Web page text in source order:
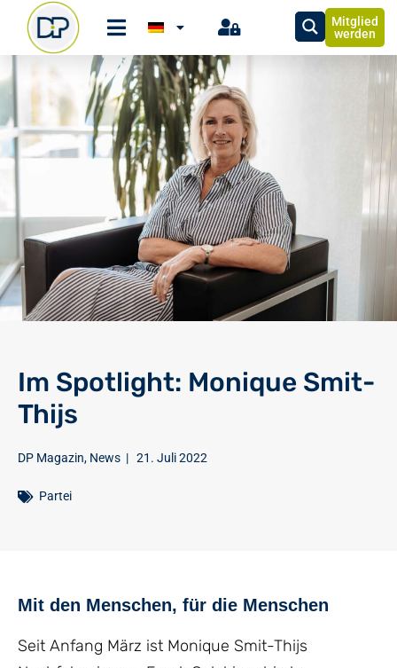
Mitglied
werden
Im Spotlight: Monique Smit-
Thijs
DP Magazin, News | 21. Juli 2022
Partei
Mit den Menschen, für die Menschen
Seit Anfang März ist Monique Smit-Thijs